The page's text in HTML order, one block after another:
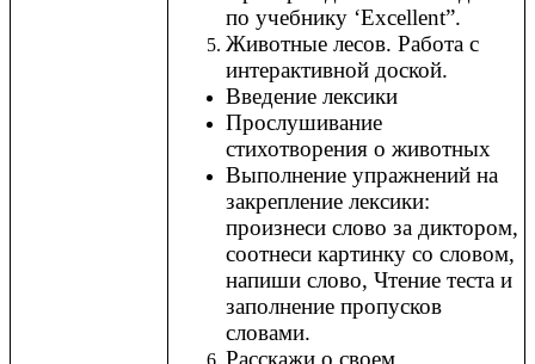
по учебнику ‘Excellent”.
Животные лесов. Работа с
интерактивной доской.
Введение лексики
Прослушивание
стихотворения о животных
Выполнение упражнений на
закрепление лексики:
произнеси слово за диктором,
соотнеси картинку со словом,
напиши слово, Чтение теста и
заполнение пропусков
словами.
Расскажи о своем